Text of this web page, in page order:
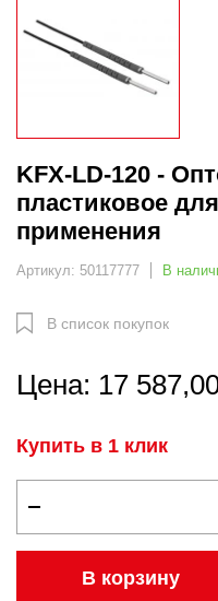
KFX-LD-120 -
пластиковое
применения
Артикул: 50117777 В
В список покупок
Цена: 17
Купить в 1 клик
В корзину